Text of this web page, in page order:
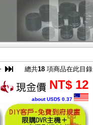
總共18 項商品在此目錄
NT$ 12
about USD$ 0.37